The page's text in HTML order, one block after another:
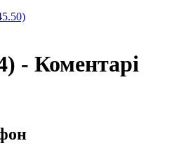
- Коментарі